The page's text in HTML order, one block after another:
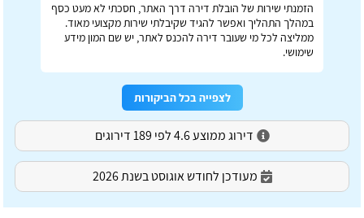
הזמנתי שירות של הובלת דירה דרך האתר, חסכתי לא מעט כסף
במהלך התהליך ואפשר להגיד שקיבלתי שירות מקצועי מאוד.
ממליצה לכל מי שעובר דירה להכנס לאתר, יש שם המון מידע
שימושי.
לצפייה בכל הביקורות
דירוג ממוצע 4.6 לפי 189 דירוגים
מעודכן לחודש אוגוסט בשנת 2026